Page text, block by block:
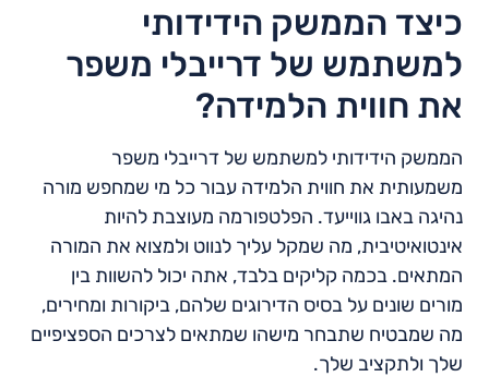
כיצד הממשק הידידותי
למשתמש של דרייבלי משפר
את חווית הלמידה?
הממשק הידידותי למשתמש של דרייבלי משפר
משמעותית את חווית הלמידה עבור כל מי שמחפש מורה
נהיגה באבו גווייעד. הפלטפורמה מעוצבת להיות
אינטואיטיבית, מה שמקל עליך לנווט ולמצוא את המורה
המתאים. בכמה קליקים בלבד, אתה יכול להשוות בין
מורים שונים על בסיס הדירוגים שלהם, ביקורות ומחירים,
מה שמבטיח שתבחר מישהו שמתאים לצרכים הספציפיים
שלך ולתקציב שלך.